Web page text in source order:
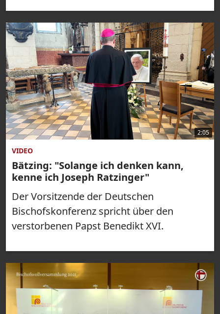
2:05
VIDEO
Bätzing: "Solange ich denken kann,
kenne ich Joseph Ratzinger"
Der Vorsitzende der Deutschen
Bischofskonferenz spricht über den
verstorbenen Papst Benedikt XVI.